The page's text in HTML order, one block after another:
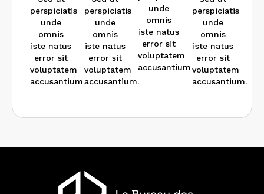
perspiciatis
unde
omnis
iste natus
error sit
voluptatem
accusantium.
perspiciatis
unde
omnis
iste natus
error sit
voluptatem
accusantium.
unde
omnis
iste natus
error sit
voluptatem
accusantium.
perspiciatis
unde
omnis
iste natus
error sit
voluptatem
accusantium.